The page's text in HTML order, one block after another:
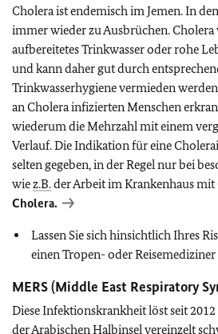
Cholera ist endemisch im Jemen. In
immer wieder zu Ausbrüchen.
aufbereitetes Trinkwasser oder rohe
und kann daher gut durch
Trinkwasserhygiene vermieden
an Cholera infizierten Menschen
wiederum die Mehrzahl mit einem
Verlauf. Die Indikation für eine
selten gegeben, in der Regel nur bei
wiez.B.der Arbeit im Krankenhaus mit
Cholera.
Lassen Sie sich hinsichtlich Ihres
einen Tropen- oder Reisemediziner
MERS (Middle East Respiratory
Diese Infektionskrankheit löst seit
der Arabischen Halbinsel vereinzelt